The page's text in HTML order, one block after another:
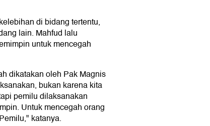
di bidang tertentu,
lain. Mahfud lalu
untuk mencegah
dikatakan oleh Pak Magnis
bukan karena kita
pemilu dilaksanakan
Untuk mencegah orang
katanya.